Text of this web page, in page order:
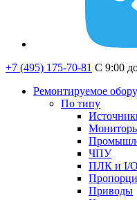
+7 (495) 175-70-81 C 9:00
Ремонтируемое
По типу
ЧПУ
ПЛК и I/
Приводы